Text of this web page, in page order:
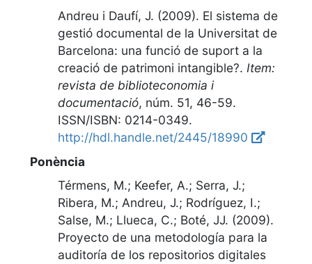
Andreu i Daufí, J. (2009). El sistema de
gestió documental de la Universitat de
Barcelona: una funció de suport a la
creació de patrimoni intangible?. Item:
revista de biblioteconomia i
documentació, núm. 51, 46-59.
ISSN/ISBN: 0214-0349.
http://hdl.handle.net/2445/18990
Ponència
Térmens, M.; Keefer, A.; Serra, J.;
Ribera, M.; Andreu, J.; Rodríguez, I.;
Salse, M.; Llueca, C.; Boté, JJ. (2009).
Proyecto de una metodología para la
auditoría de los repositorios digitales